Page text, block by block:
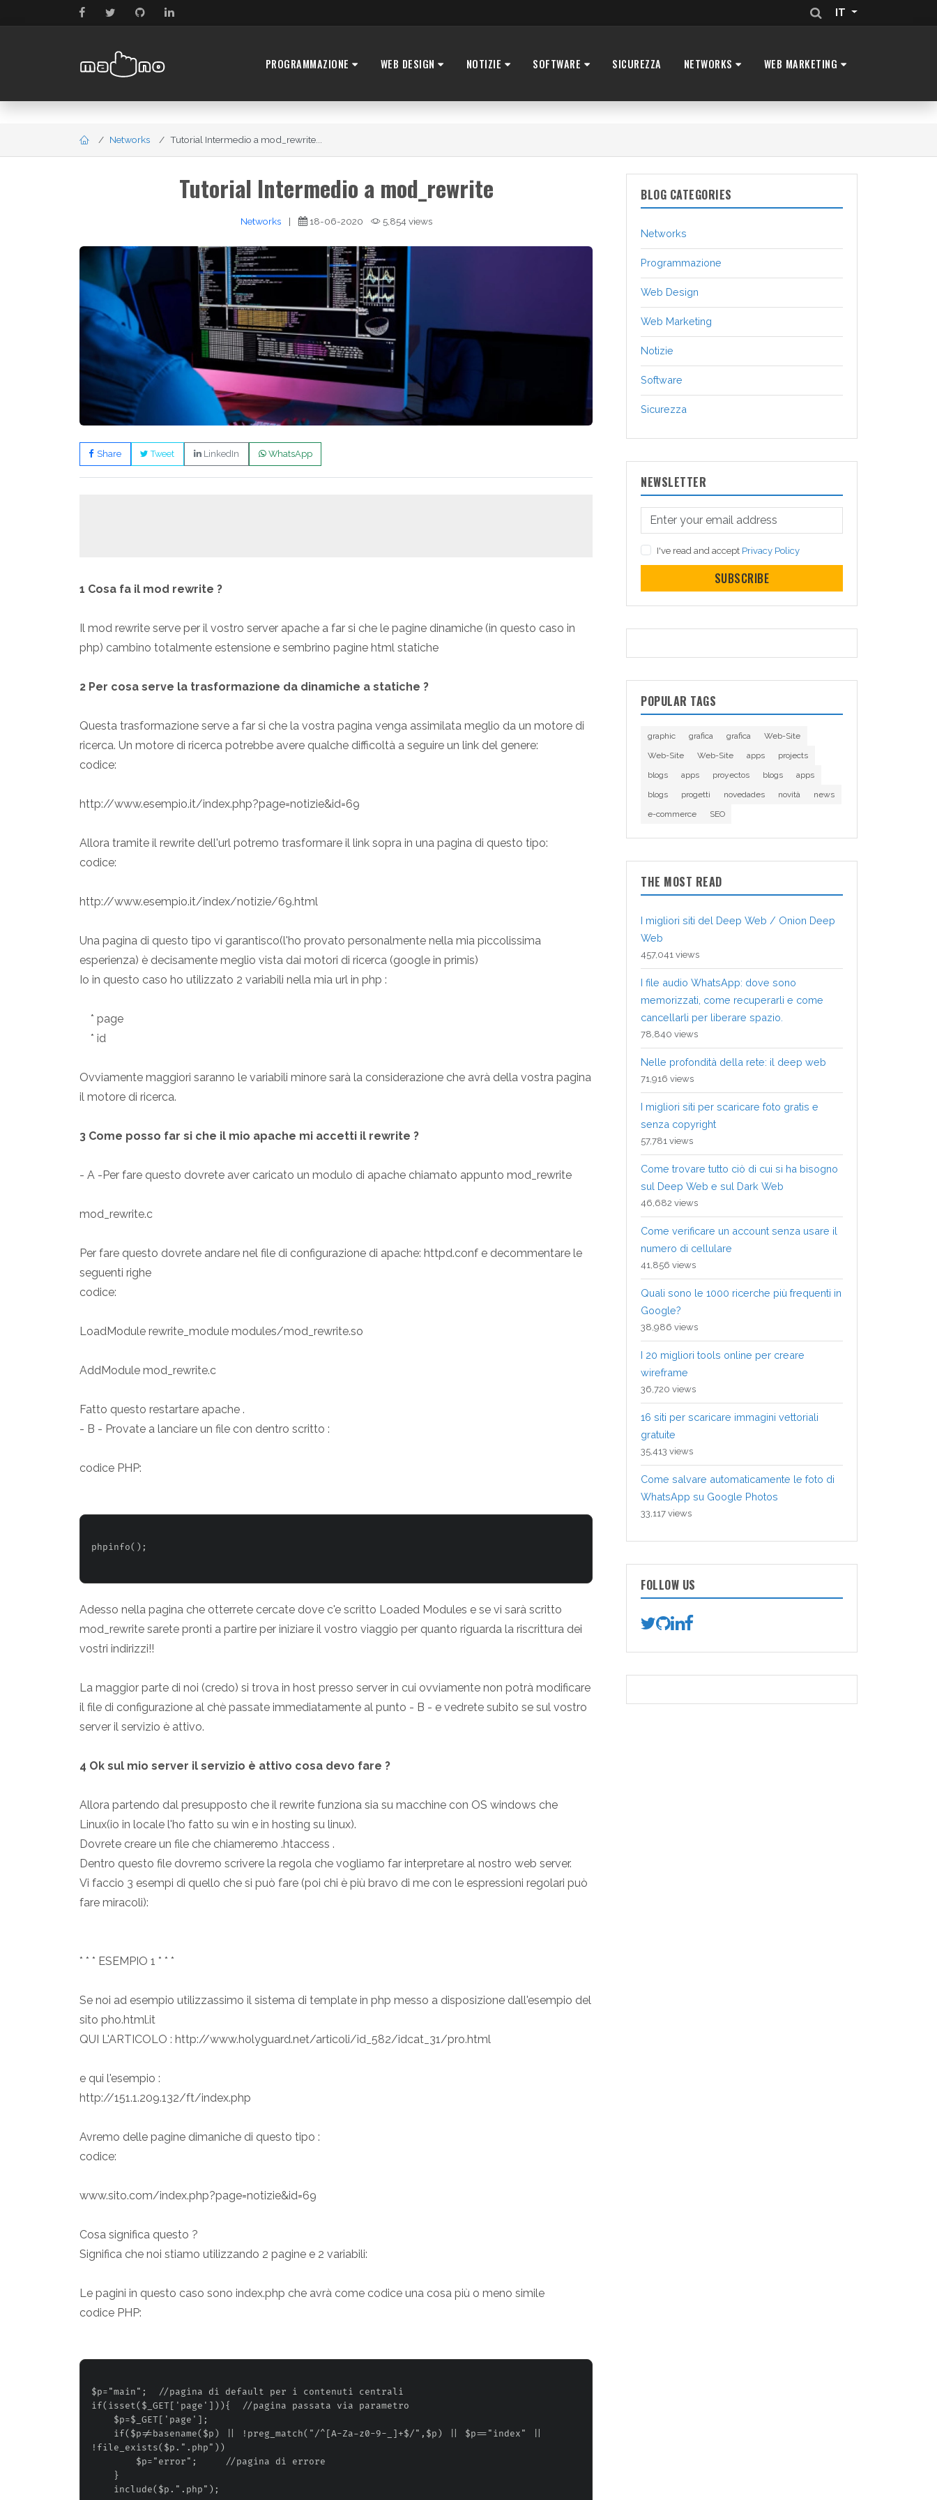
IT
PROGRAMMAZIONE WEB DESIGN NOTIZIE SOFTWARE SICUREZZA NETWORKS WEB MARKETING
Networks Tutorial Intermedio a mod_rewrite...
Tutorial Intermedio a mod_rewrite
Networks | 18-06-2020 5,854 views
Share Tweet LinkedIn WhatsApp
1 Cosa fa il mod rewrite ?
Il mod rewrite serve per il vostro server apache a far si che le pagine dinamiche (in questo caso in
php) cambino totalmente estensione e sembrino pagine html statiche
2 Per cosa serve la trasformazione da dinamiche a statiche ?
Questa trasformazione serve a far si che la vostra pagina venga assimilata meglio da un motore di
ricerca. Un motore di ricerca potrebbe avere qualche difficoltà a seguire un link del genere:
codice:
http://www.esempio.it/index.php?page=notizie&id=69
Allora tramite il rewrite dell'url potremo trasformare il link sopra in una pagina di questo tipo:
codice:
http://www.esempio.it/index/notizie/69.html
Una pagina di questo tipo vi garantisco(l'ho provato personalmente nella mia piccolissima
esperienza) è decisamente meglio vista dai motori di ricerca (google in primis)
Io in questo caso ho utilizzato 2 variabili nella mia url in php :
* page
* id
Ovviamente maggiori saranno le variabili minore sarà la considerazione che avrà della vostra pagina
il motore di ricerca.
3 Come posso far si che il mio apache mi accetti il rewrite ?
- A -Per fare questo dovrete aver caricato un modulo di apache chiamato appunto mod_rewrite
mod_rewrite.c
Per fare questo dovrete andare nel file di configurazione di apache: httpd.conf e decommentare le
seguenti righe
codice:
LoadModule rewrite_module modules/mod_rewrite.so
AddModule mod_rewrite.c
Fatto questo restartare apache .
- B - Provate a lanciare un file con dentro scritto :
codice PHP:
Adesso nella pagina che otterrete cercate dove c'e scritto Loaded Modules e se vi sarà scritto
mod_rewrite sarete pronti a partire per iniziare il vostro viaggio per quanto riguarda la riscrittura dei
vostri indirizzi!!
La maggior parte di noi (credo) si trova in host presso server in cui ovviamente non potrà modificare
il file di configurazione al chè passate immediatamente al punto - B - e vedrete subito se sul vostro
server il servizio è attivo.
4 Ok sul mio server il servizio è attivo cosa devo fare ?
Allora partendo dal presupposto che il rewrite funziona sia su macchine con OS windows che
Linux(io in locale l'ho fatto su win e in hosting su linux).
Dovrete creare un file che chiameremo .htaccess .
Dentro questo file dovremo scrivere la regola che vogliamo far interpretare al nostro web server.
Vi faccio 3 esempi di quello che si può fare (poi chi è più bravo di me con le espressioni regolari può
fare miracoli):
* * * ESEMPIO 1 * * *
Se noi ad esempio utilizzassimo il sistema di template in php messo a disposizione dall'esempio del
sito pho.html.it
QUI L'ARTICOLO : http://www.holyguard.net/articoli/id_582/idcat_31/pro.html
e qui l'esempio :
http://151.1.209.132/ft/index.php
Avremo delle pagine dimaniche di questo tipo :
codice:
www.sito.com/index.php?page=notizie&id=69
Cosa significa questo ?
Significa che noi stiamo utilizzando 2 pagine e 2 variabili:
Le pagini in questo caso sono index.php che avrà come codice una cosa più o meno simile
codice PHP:
$p="main";  //pagina di default per i contenuti centrali
if(isset($_GET['page'])){  //pagina passata via parametro
$p=$_GET['page'];
if($p!=basename($p) || !preg_match("/^[A-Za-z0-9-_]+$/",$p) || $p=="index" ||
!file_exists($p.".php"))
$p="error";     //pagina di errore
}
include($p.".php");
BLOG CATEGORIES
Networks
Programmazione
Web Design
Web Marketing
Notizie
Software
Sicurezza
NEWSLETTER
I've read and accept Privacy Policy
SUBSCRIBE
POPULAR TAGS
graphic grafica grafica
Web-Site
Web-Site
Web-Site apps
projects
blogs
apps proyectos blogs
apps
blogs
progetti novedades novità
news
e-commerce
SEO
THE MOST READ
I migliori siti del Deep Web / Onion Deep
Web
457,041 views
I file audio WhatsApp: dove sono
memorizzati, come recuperarli e come
cancellarli per liberare spazio.
78,840 views
Nelle profondità della rete: il deep web
71,916 views
I migliori siti per scaricare foto gratis e
senza copyright
57,781 views
Come trovare tutto ciò di cui si ha bisogno
sul Deep Web e sul Dark Web
46,682 views
Come verificare un account senza usare il
numero di cellulare
41,856 views
Quali sono le 1000 ricerche più frequenti in
Google?
38,986 views
I 20 migliori tools online per creare
wireframe
36,720 views
16 siti per scaricare immagini vettoriali
gratuite
35,413 views
Come salvare automaticamente le foto di
WhatsApp su Google Photos
33,117 views
FOLLOW US